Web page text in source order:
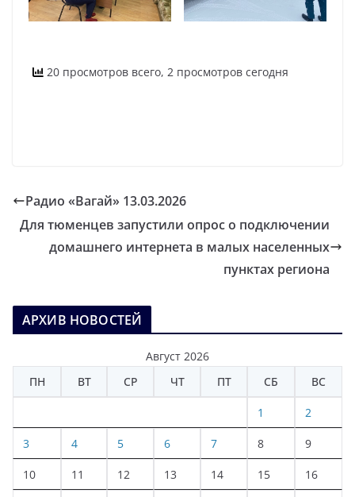
20 просмотров всего, 2 просмотров сегодня
Радио «Вагай» 13.03.2026
Для тюменцев запустили опрос о подключении
домашнего интернета в малых населенных
пунктах региона
АРХИВ НОВОСТЕЙ
Август 2026
ПН
ВТ СР ЧТ ПТ СБ ВС
1 2
3 4 5 6 7 8 9
10 11 12 13 14 15 16